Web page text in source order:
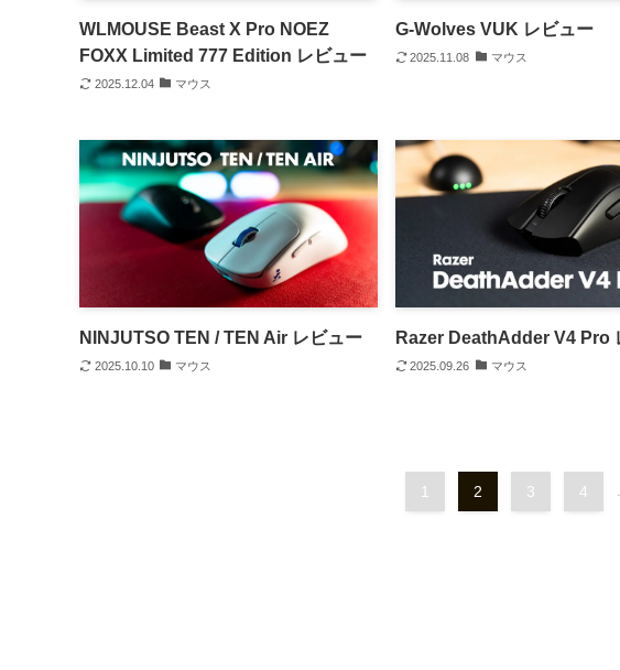
WLMOUSE Beast X Pro NOEZ
FOXX Limited 777 Edition レビュー
2025.12.04 マウス
G-Wolves VUK レビュー
2025.11.08 マウス
NINJUTSO TEN / TEN Air レビュー
2025.10.10 マウス
Razer DeathAdder V4 Pro
2025.09.26 マウス
1 2 3 4